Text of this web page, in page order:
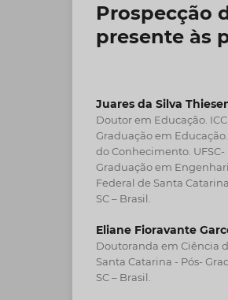
Prospecção
presente às
Juares da Silva
Doutor em Educação.
Graduação em
do Conhecimento.
Graduação em
Federal de Santa
SC – Brasil.
Eliane Fioravante
Doutoranda em Ciência
Santa Catarina - Pós-
SC – Brasil.